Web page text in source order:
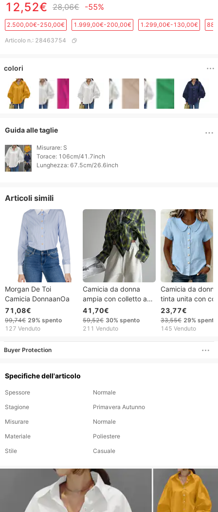
12,52€ 28,06€ -55%
2.500,00€-250,00€ 1.999,00€-200,00€ 1.299,00€-130,00€
Articolo n.: 28463754
colori
Guida alle taglie
Misurare: S
Torace: 106cm/41.7inch
Articoli simili
Morgan De Toi
Camicia DonnaanOa
71,08€
99,74€ 29% spento
127 Venduto
Camicia da donna
ampia con colletto a
risvolto, stile retrò,
versatile, a maniche
lunghe, con taschino e
41,70€
59,52€ 30% spento
211 Venduto
Camicia da
tinta unita con
Peter Pan, casual,
ampia, in cotone
a maniche corte,
23,77€
33,55€ 29% spento
145 Venduto
Buyer Protection
Specifiche dell'articolo
Spessore
Normale
Stagione
Primavera Autunno
Misurare
Normale
Materiale
Poliestere
Stile
Casuale